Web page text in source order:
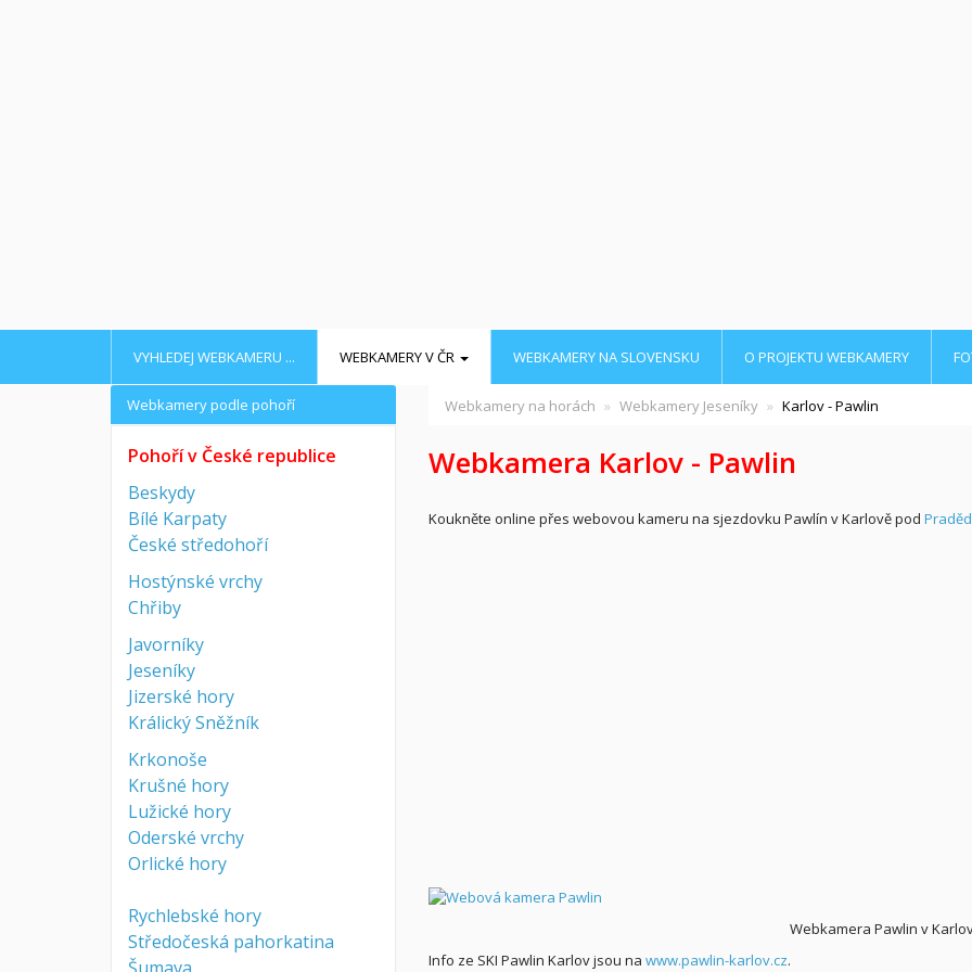
VYHLEDEJ WEBKAMERU ... WEBKAMERY V ČR WEBKAMERY NA SLOVENSKU O PROJEKTU WEBKAMERY
Webkamery na horách Webkamery Jeseníky Karlov - Pawlin
Webkamera Karlov - Pawlin
Koukněte online přes webovou kameru na sjezdovku Pawlín v Karlově pod
Webkamera Pawlin v
Info ze SKI Pawlin Karlov jsou na www.pawlin-karlov.cz.
Webkamery podle pohoří
Pohoří v České republice
Beskydy
Bílé Karpaty
České středohoří
Hostýnské vrchy
Chřiby
Javorníky
Jeseníky
Jizerské hory
Králický Sněžník
Krkonoše
Krušné hory
Lužické hory
Oderské vrchy
Orlické hory
Rychlebské hory
Středočeská pahorkatina